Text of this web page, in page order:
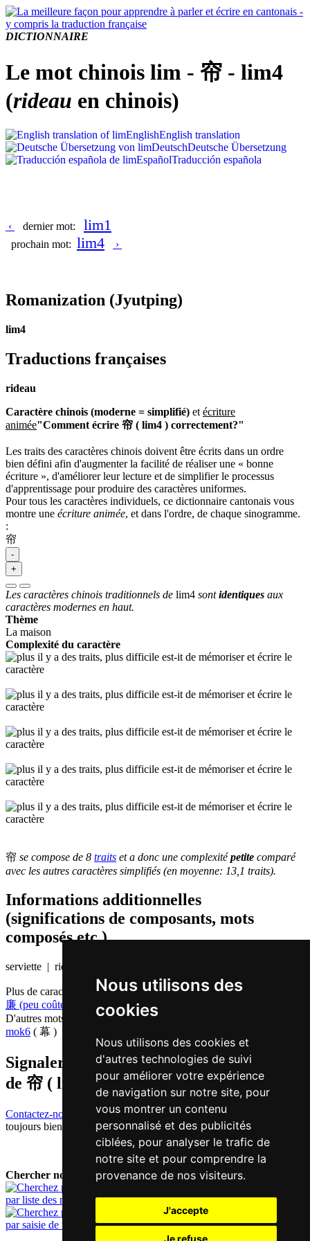
Nous utilisons des
cookies
Nous utilisons des cookies et
d'autres technologies de suivi
pour améliorer votre expérience
de navigation sur notre site, pour
vous montrer un contenu
personnalisé et des publicités
ciblées, pour analyser le trafic de
notre site et pour comprendre la
provenance de nos visiteurs.
J'accepte
Je refuse
DICTIONNAIRE
Le mot chinois lim - 帘 - lim4
(rideau en chinois)
EnglishEnglish translation
DeutschDeutsche Übersetzung
EspañolTraducción española
‹ dernier mot: lim1
prochain mot: lim4 ›
Romanization (Jyutping)
lim4
Traductions françaises
rideau
Caractère chinois (moderne = simplifié) et écriture
animée"Comment écrire 帘 ( lim4 ) correctement?"
Les traits des caractères chinois doivent être écrits dans un ordre
bien défini afin d'augmenter la facilité de réaliser une « bonne
écriture », d'améliorer leur lecture et de simplifier le processus
d'apprentissage pour produire des caractères uniformes.
Pour tous les caractères individuels, ce dictionnaire cantonais vous
montre une écriture animée, et dans l'ordre, de chaque sinogramme.
:
帘
-
+
Les caractères chinois traditionnels de lim4 sontidentiques aux
caractères modernes en haut.
Thème
La maison
Complexité du caractère
帘 se compose de 8 traits et a donc une complexitépetite comparé
avec les autres caractères simplifiés (en moyenne: 13,1 traits).
Informations additionnelles
(significations de composants, mots
composés etc.)
serviette | rideau
Plus de caractères qui se prononcentlim4 en chinois
廉 (peu coûteux)
镰 (faucille)
D'autres mots qui signifientrideau en chinois
mok6 ( 幕 )
Signaler traduction fausse ou manquante
de 帘 ( lim / lim4 )
Contactez-nous!
Votre feedback et critique constructive seront
toujours bienvenus.
Chercher nouveau mot:
par liste des mots
par saisie de texte